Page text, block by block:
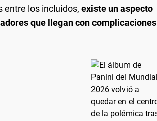
entre los incluidos, existe un aspecto
que llegan con complicaciones